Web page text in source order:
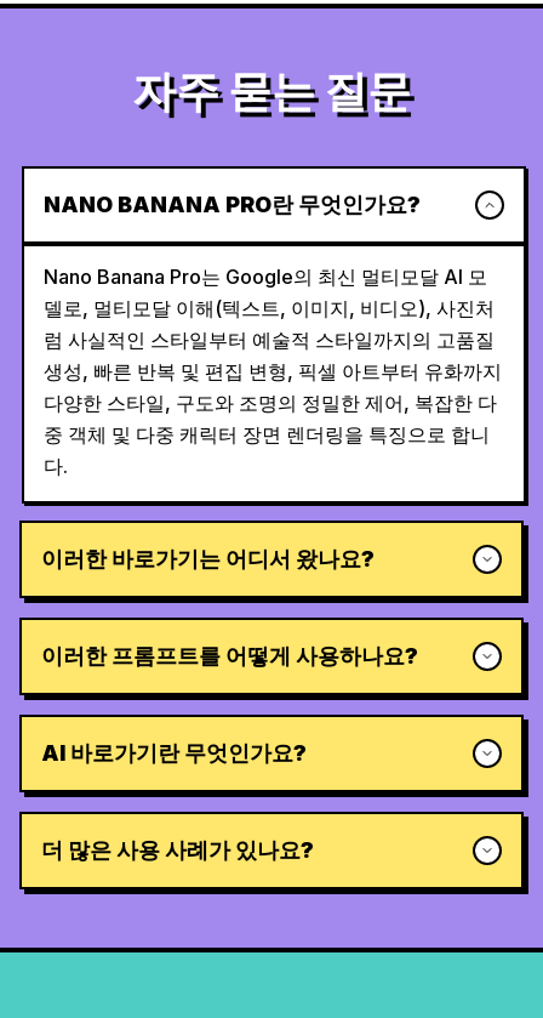
자주 묻는 질문
NANO BANANA PRO란 무엇인가요?
Nano Banana Pro는 Google의 최신 멀티모달 AI 모
델로, 멀티모달 이해(텍스트, 이미지, 비디오), 사진처
럼 사실적인 스타일부터 예술적 스타일까지의 고품질
생성, 빠른 반복 및 편집 변형, 픽셀 아트부터 유화까지
다양한 스타일, 구도와 조명의 정밀한 제어, 복잡한 다
중 객체 및 다중 캐릭터 장면 렌더링을 특징으로 합니
다.
이러한 바로가기는 어디서 왔나요?
이러한 프롬프트를 어떻게 사용하나요?
AI 바로가기란 무엇인가요?
더 많은 사용 사례가 있나요?